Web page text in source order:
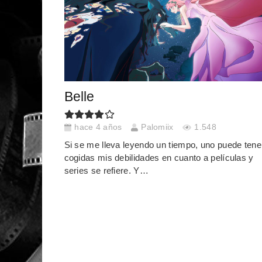
Belle
hace 4 años Palomiix 1.548
Si se me lleva leyendo un tiempo, uno puede
cogidas mis debilidades en cuanto a películas y
series se refiere. Y…